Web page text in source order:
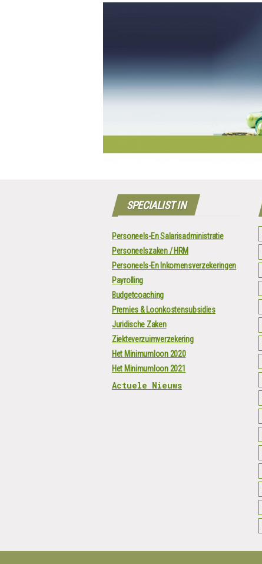
SPECIALIST IN
Personeels-En Salarisadministratie
Personeelszaken / HRM
Personeels-En Inkomensverzekeringen
Payrolling
Budgetcoaching
Premies & Loonkostensubsidies
Juridische Zaken
Ziekteverzuimverzekering
Het Minimumloon 2020
Het Minimumloon 2021
Actuele Nieuws